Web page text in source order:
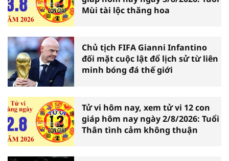
Mùi tài lộc thăng hoa
Chủ tịch FIFA Gianni Infantino
đối mặt cuộc lật đổ lịch sử từ liên
minh bóng đá thế giới
Tử vi hôm nay, xem tử vi 12 con
giáp hôm nay ngày 2/8/2026: Tuổi
Thân tình cảm không thuận